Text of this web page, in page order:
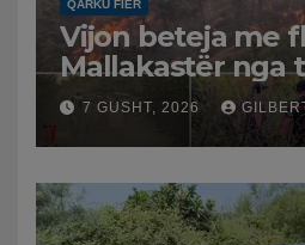
QARKU FIER
Vijon beteja me
Mallakastër nga
nga ajri me dy
7 GUSHT, 2026